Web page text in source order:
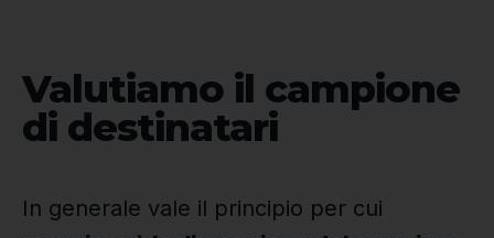
Valutiamo il campione
di destinatari
In generale vale il principio per cui